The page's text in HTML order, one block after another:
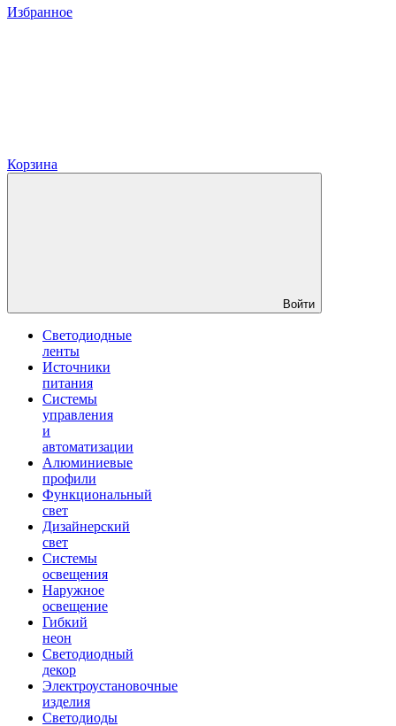
Избранное
Корзина
Войти
Светодиодные
ленты
Источники
питания
Системы
управления
и
автоматизации
Алюминиевые
профили
Функциональный
свет
Дизайнерский
свет
Системы
освещения
Наружное
освещение
Гибкий
неон
Светодиодный
декор
Электроустановочные
изделия
Светодиоды